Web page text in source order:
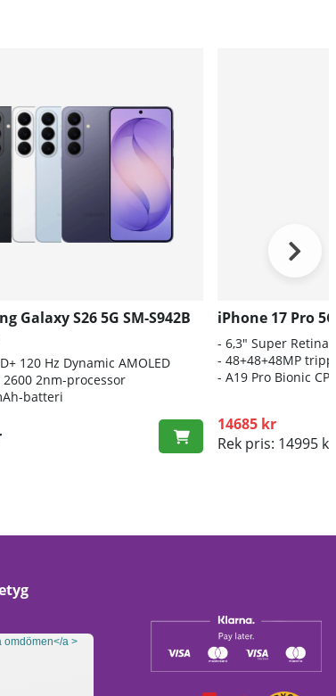
Galaxy S26 5G SM-S942B
120 Hz Dynamic AMOLED
2600 2nm-processor
batteri
iPhone 17 Pro
- 6,3" Super Retina
- 48+48+48MP
-A19 Pro Bionic
14685 kr
Rek pris: 14995 kr
omdömen</a >